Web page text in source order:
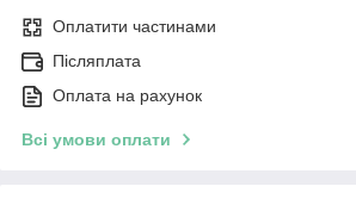
Оплатити частинами
Післяплата
Оплата на рахунок
Всі умови оплати